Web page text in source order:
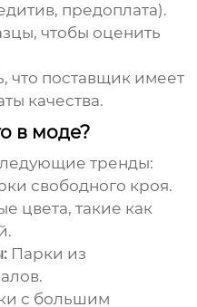
предоплата).
чтобы оценить
что поставщик имеет
качества.
в моде?
тренды:
свободного кроя.
цвета, такие как
Парки из
с большим